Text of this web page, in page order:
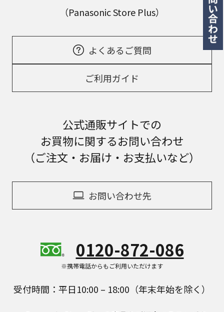
（Panasonic Store Plus）
よくあるご質問
ご利用ガイド
公式通販サイトでの
お買物に関するお問い合わせ
（ご注文・お届け・お支払いなど）
お問い合わせ先
0120-872-086
※携帯電話からもご利用いただけます
受付時間：平日10:00 – 18:00（年末年始を除く）